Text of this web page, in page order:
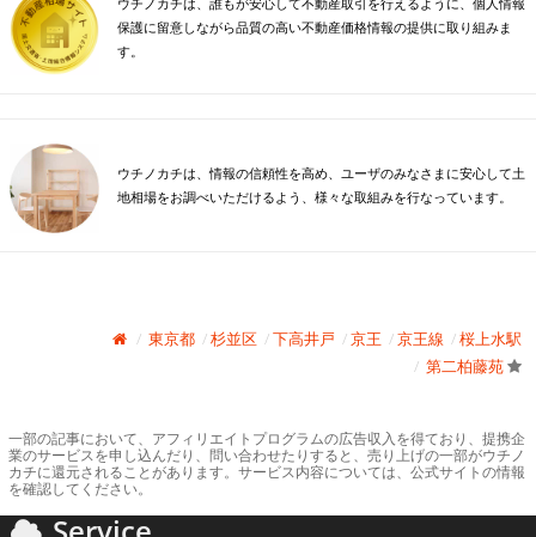
ウチノカチは、誰もが安心して不動産取引を行えるように、個人情報
保護に留意しながら品質の高い不動産価格情報の提供に取り組みま
す。
ウチノカチは、情報の信頼性を高め、ユーザのみなさまに安心して土
地相場をお調べいただけるよう、様々な取組みを行なっています。
東京都 杉並区 下高井戸 京王 京王線
桜上水駅
第二柏藤苑
一部の記事において、アフィリエイトプログラムの広告収入を得ており、提携企
業のサービスを申し込んだり、問い合わせたりすると、売り上げの一部がウチノ
カチに還元されることがあります。サービス内容については、公式サイトの情報
を確認してください。